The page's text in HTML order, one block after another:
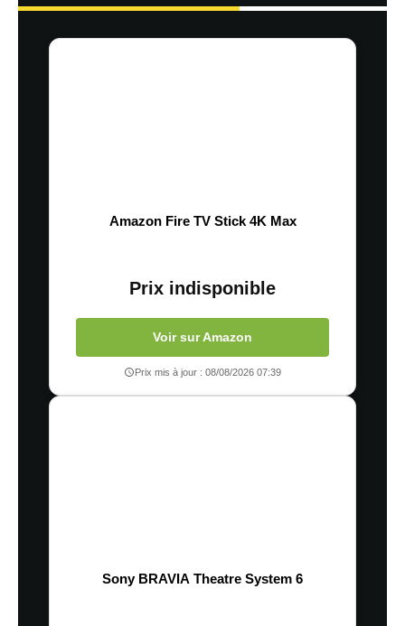
Amazon Fire TV Stick 4K Max
Prix indisponible
Voir sur Amazon
Prix mis à jour : 08/08/2026 07:39
Sony BRAVIA Theatre System 6